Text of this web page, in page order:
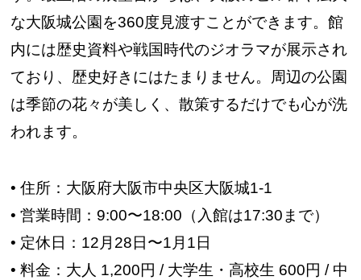
な大阪城公園を360度見渡すことができます。館
内には歴史資料や戦国時代のジオラマが展示され
ており、歴史好きにはたまりません。周辺の公園
は季節の花々が美しく、散策するだけでも心が洗
われます。
• 住所：大阪府大阪市中央区大阪城1-1
• 営業時間：9:00〜18:00（入館は17:30まで）
• 定休日：12月28日〜1月1日
• 料金：大人 1,200円 / 大学生・高校生 600円 / 中